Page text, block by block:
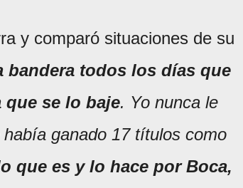
y comparó situaciones de su
bandera todos los días que
que se lo baje. Yo nunca le
ganado 17 títulos como
que es y lo hace por Boca,